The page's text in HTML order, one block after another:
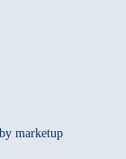
bymarketup